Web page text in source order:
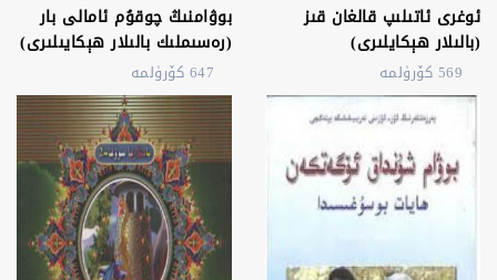
ئوغرى ئاتىلىپ قالغان قىز
(بالىلار ھېكايلىرى)
569 كۆرۈلمە
بوۋامنىڭ چوقۇم ئامالى بار
(رەسىملىك بالىلار ھېكايىلىرى)
647 كۆرۈلمە